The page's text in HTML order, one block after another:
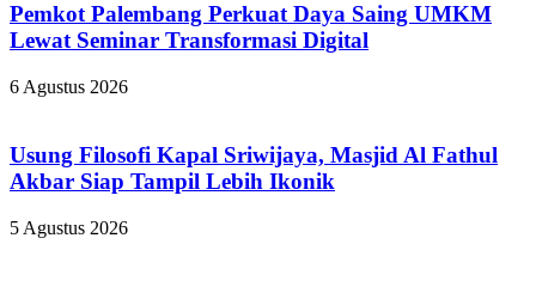
Pemkot Palembang Perkuat Daya Saing UMKM
Lewat Seminar Transformasi Digital
6 Agustus 2026
Usung Filosofi Kapal Sriwijaya, Masjid Al Fathul
Akbar Siap Tampil Lebih Ikonik
5 Agustus 2026